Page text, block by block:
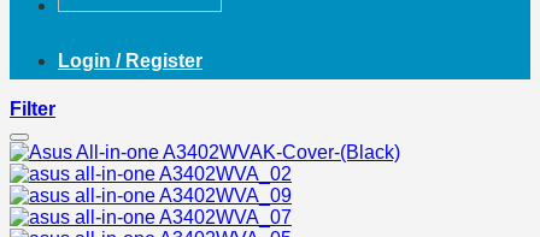
Login / Register
Filter